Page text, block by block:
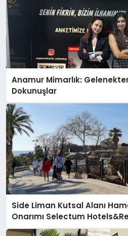
Anamur Mimarlık:
Dokunuşlar
Side Liman Kutsal Alanı
Onarımı Selectum
Katkılarıyla Tamamlandı